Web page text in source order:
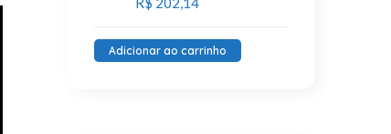
Adicionar ao carrinho